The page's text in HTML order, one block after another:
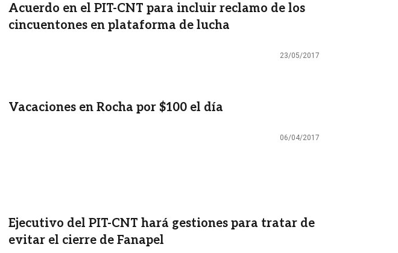
Acuerdo en el PIT-CNT para incluir reclamo de los
cincuentones en plataforma de lucha
23/05/2017
Vacaciones en Rocha por $100 el día
06/04/2017
Ejecutivo del PIT-CNT hará gestiones para tratar de
evitar el cierre de Fanapel